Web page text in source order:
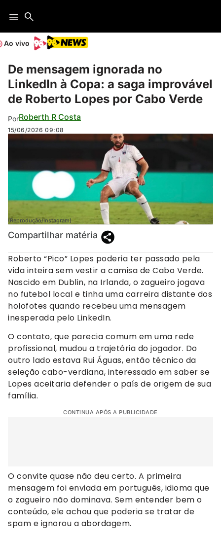
Ao vivo
De mensagem ignorada no
LinkedIn à Copa: a saga improvável
de Roberto Lopes por Cabo Verde
PorRoberth R Costa
15/06/2026 09:08
(Reprodução/Instagram)
Compartilhar matéria
Roberto “Pico” Lopes poderia ter passado pela
vida inteira sem vestir a camisa de Cabo Verde.
Nascido em Dublin, na Irlanda, o zagueiro jogava
no futebol local e tinha uma carreira distante dos
holofotes quando recebeu uma mensagem
inesperada pelo LinkedIn.
O contato, que parecia comum em uma rede
profissional, mudou a trajetória do jogador. Do
outro lado estava Rui Águas, então técnico da
seleção cabo-verdiana, interessado em saber se
Lopes aceitaria defender o país de origem de sua
família.
CONTINUA APÓS A PUBLICIDADE
O convite quase não deu certo. A primeira
mensagem foi enviada em português, idioma que
o zagueiro não dominava. Sem entender bem o
conteúdo, ele achou que poderia se tratar de
spam e ignorou a abordagem.